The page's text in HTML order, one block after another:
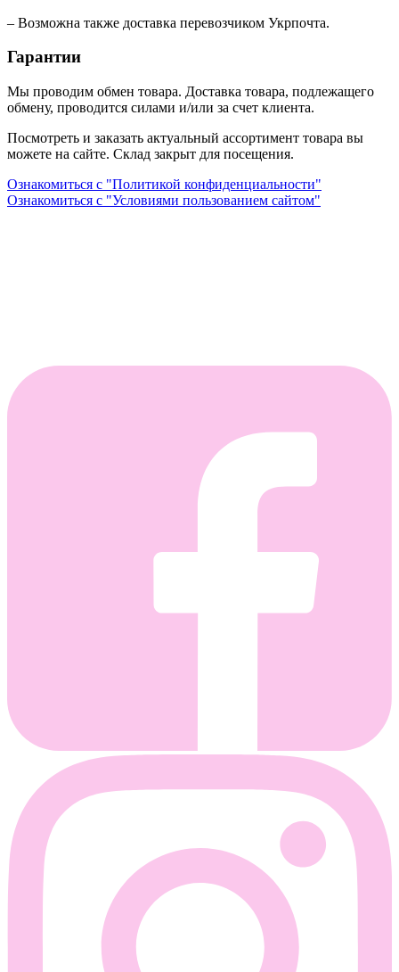
– Возможна также доставка перевозчиком Укрпочта.
Гарантии
Мы проводим обмен товара. Доставка товара, подлежащего
обмену, проводится силами и/или за счет клиента.
Посмотреть и заказать актуальный ассортимент товара вы
можете на сайте. Склад закрыт для посещения.
Ознакомиться с "Политикой конфиденциальности"
Ознакомиться с "Условиями пользованием сайтом"